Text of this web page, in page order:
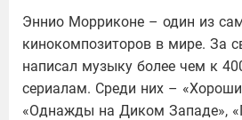
Эннио Морриконе – один из
кинокомпозиторов в мире. За
написал музыку более чем к
сериалам. Среди них –
«Однажды на Диком Западе»,